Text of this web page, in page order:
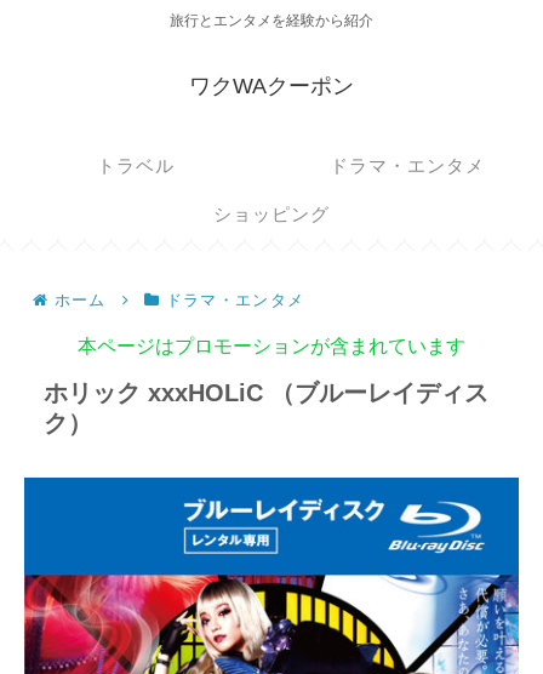
旅行とエンタメを経験から紹介
ワクWAクーポン
トラベル ドラマ・エンタメ
ショッピング
ホーム ドラマ・エンタメ
本ページはプロモーションが含まれています
ホリック xxxHOLiC （ブルーレイディス
ク）